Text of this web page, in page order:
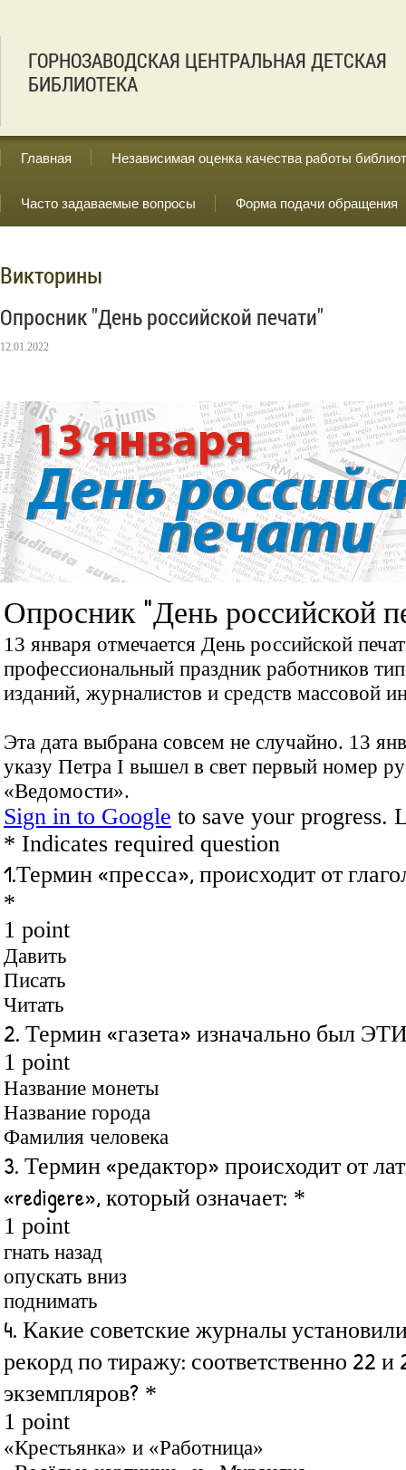
ГОРНОЗАВОДСКАЯ ЦЕНТРАЛЬНАЯ ДЕТСКАЯ
БИБЛИОТЕКА
Главная Независимая оценка качества работы
Часто задаваемые вопросы Форма подачи обращения
Викторины
Опросник "День российской печати"
12.01.2022